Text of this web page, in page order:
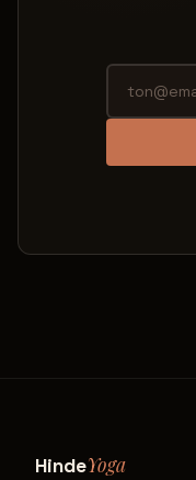
HindeYoga